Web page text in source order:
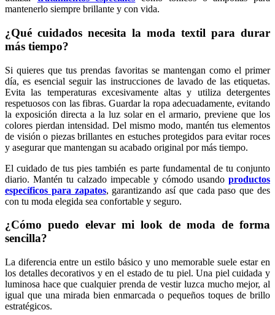
mantenerlo siempre brillante y con vida.
¿Qué cuidados necesita la moda textil para durar
más tiempo?
Si quieres que tus prendas favoritas se mantengan como el primer
día, es esencial seguir las instrucciones de lavado de las etiquetas.
Evita las temperaturas excesivamente altas y utiliza detergentes
respetuosos con las fibras. Guardar la ropa adecuadamente, evitando
la exposición directa a la luz solar en el armario, previene que los
colores pierdan intensidad. Del mismo modo, mantén tus elementos
de visión o piezas brillantes en estuches protegidos para evitar roces
y asegurar que mantengan su acabado original por más tiempo.
El cuidado de tus pies también es parte fundamental de tu conjunto
diario. Mantén tu calzado impecable y cómodo usando productos
específicos para zapatos, garantizando así que cada paso que des
con tu moda elegida sea confortable y seguro.
¿Cómo puedo elevar mi look de moda de forma
sencilla?
La diferencia entre un estilo básico y uno memorable suele estar en
los detalles decorativos y en el estado de tu piel. Una piel cuidada y
luminosa hace que cualquier prenda de vestir luzca mucho mejor, al
igual que una mirada bien enmarcada o pequeños toques de brillo
estratégicos.